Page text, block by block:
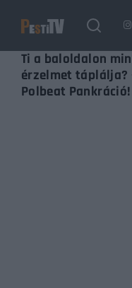
Ti a baloldalon
érzelmet táplálja?
Polbeat Pankráció!